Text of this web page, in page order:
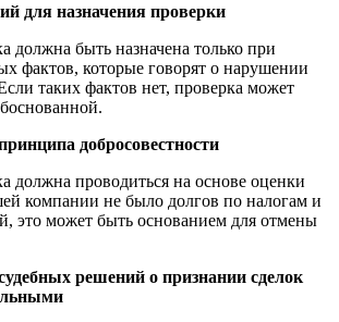
для назначения проверки
должна быть назначена только при
фактов, которые говорят о нарушении
таких фактов нет, проверка может
добросовестности
должна проводиться на основе оценки
компании не было долгов по налогам и
это может быть основанием для отмены
решений о признании сделок